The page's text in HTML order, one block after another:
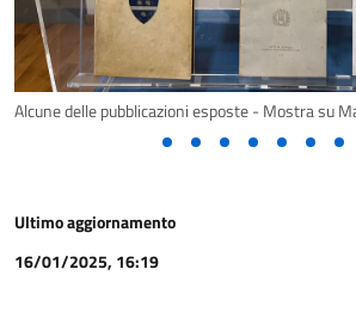
Alcune delle pubblicazioni esposte - Mostra su
Ultimo aggiornamento
16/01/2025, 16:19